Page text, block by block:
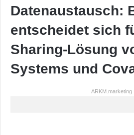
Datenaustausch:
entscheidet sich
Sharing-Lösung
Systems und
ARKM.marketing